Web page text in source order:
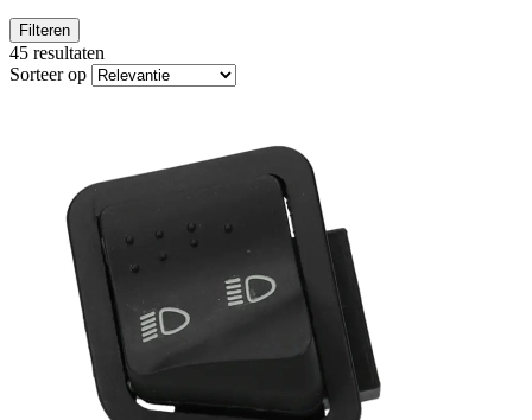
Filteren
45 resultaten
Sorteer op